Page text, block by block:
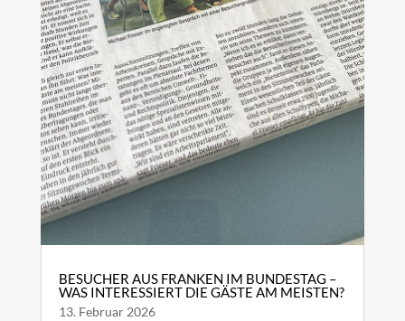
BESUCHER AUS FRANKEN IM BUNDESTAG –
WAS INTERESSIERT DIE GÄSTE AM MEISTEN?
13. Februar 2026